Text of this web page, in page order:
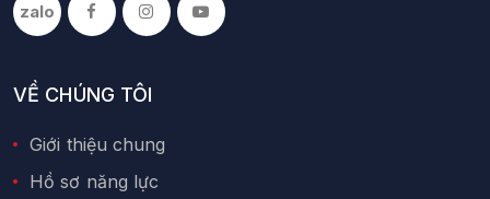
zalo
VỀ CHÚNG TÔI
Giới thiệu chung
Hồ sơ năng lực